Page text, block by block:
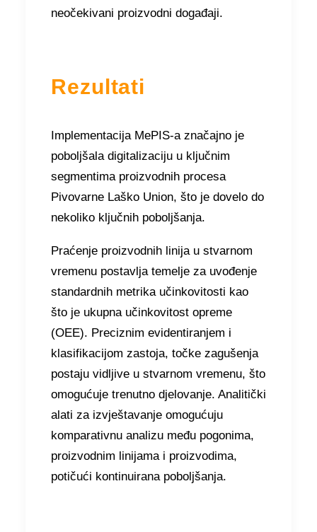
neočekivani proizvodni događaji.
Rezultati
Implementacija MePIS-a značajno je
poboljšala digitalizaciju u ključnim
segmentima proizvodnih procesa
Pivovarne Laško Union, što je dovelo do
nekoliko ključnih poboljšanja.
Praćenje proizvodnih linija u stvarnom
vremenu postavlja temelje za uvođenje
standardnih metrika učinkovitosti kao
što je ukupna učinkovitost opreme
(OEE). Preciznim evidentiranjem i
klasifikacijom zastoja, točke zagušenja
postaju vidljive u stvarnom vremenu, što
omogućuje trenutno djelovanje. Analitički
alati za izvještavanje omogućuju
komparativnu analizu među pogonima,
proizvodnim linijama i proizvodima,
potičući kontinuirana poboljšanja.